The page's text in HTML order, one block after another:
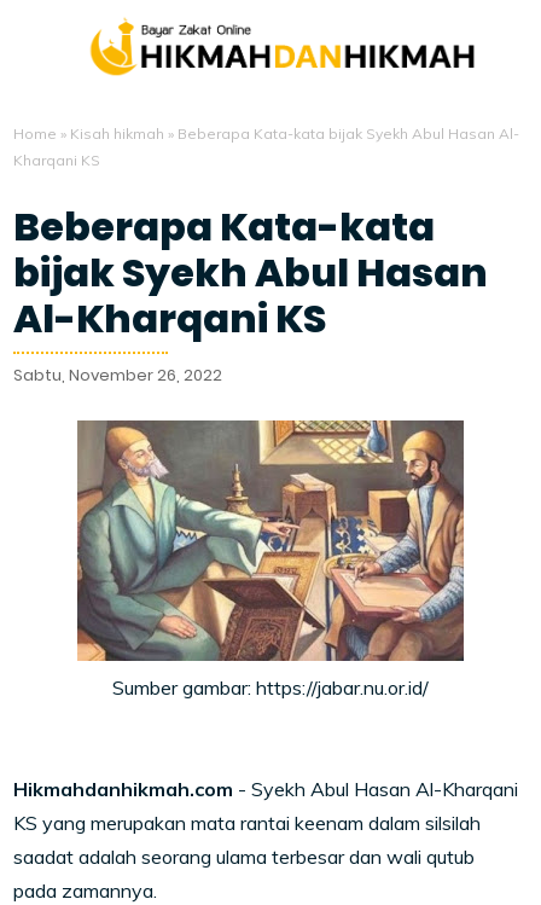
Home » Kisah hikmah » Beberapa Kata-kata bijak Syekh Abul Hasan Al-
Kharqani KS
Beberapa Kata-kata
bijak Syekh Abul Hasan
Al-Kharqani KS
Sabtu, November 26, 2022
Sumber gambar: https://jabar.nu.or.id/
Hikmahdanhikmah.com - Syekh Abul Hasan Al-Kharqani
KS yang merupakan mata rantai keenam dalam silsilah
saadat adalah seorang ulama terbesar dan wali qutub
pada zamannya.